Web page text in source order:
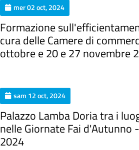
mer 02 oct, 2024
Formazione
cura delle Camere di
ottobre e 20 e 27 novembre
sam 12 oct, 2024
Palazzo Lamba Doria tra i
nelle Giornate Fai d'Autunno
2024